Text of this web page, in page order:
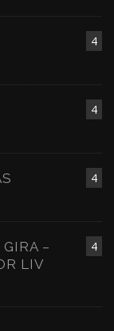
4
4
4
4
–
LIV